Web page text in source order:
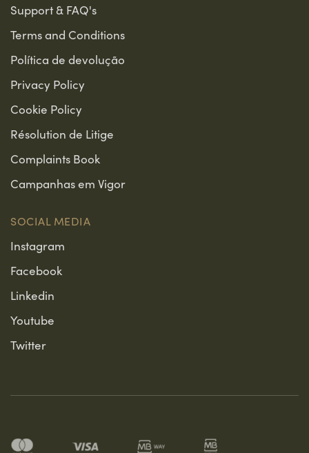
Support & FAQ's
Terms and Conditions
Política de devolução
Privacy Policy
Cookie Policy
Résolution de Litige
Complaints Book
Campanhas em Vigor
SOCIAL MEDIA
Instagram
Facebook
Linkedin
Youtube
Twitter